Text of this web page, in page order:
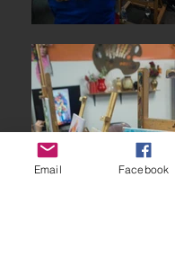
Email Facebook